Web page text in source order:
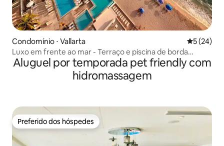
Condomínio ⋅ Vallarta 5 de uma
5 (24)
Luxo em frente ao mar - Terraço e piscina de borda
infinita
Aluguel por temporada pet friendly com
hidromassagem
Preferido dos hóspedes
Preferido dos hóspedes